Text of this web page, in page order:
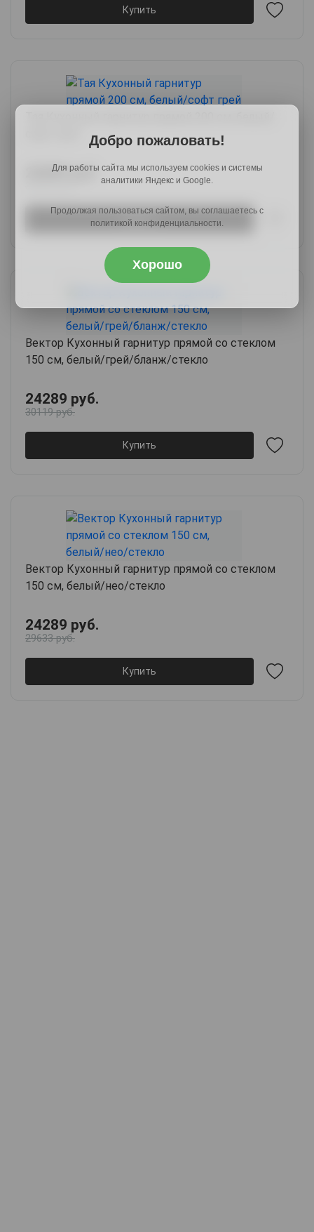
Купить
25089 руб.
Купить
Вектор Кухонный гарнитур прямой со стеклом
150 см, белый/грей/бланж/стекло
24289 руб.
30119 руб.
Купить
Вектор Кухонный гарнитур прямой со стеклом
150 см, белый/нео/стекло
24289 руб.
29633 руб.
Купить
Добро пожаловать!
Для работы сайта мы используем cookies и системы
аналитики Яндекс и Google.
Продолжая пользоваться сайтом, вы соглашаетесь с
политикой конфиденциальности.
Хорошо